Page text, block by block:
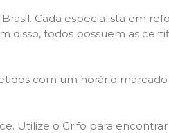
Cada especialista em
disso, todos possuem as
com um horário
Utilize o Grifo para